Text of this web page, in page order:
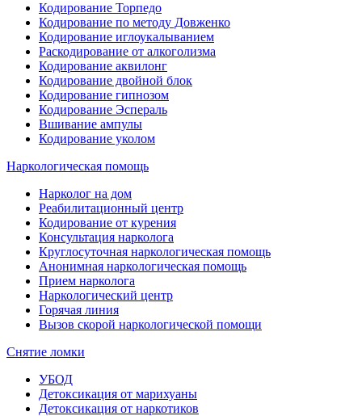
Кодирование Торпедо
Кодирование по методу Довженко
Кодирование иглоукалыванием
Раскодирование от алкоголизма
Кодирование аквилонг
Кодирование двойной блок
Кодирование гипнозом
Кодирование Эспераль
Вшивание ампулы
Кодирование уколом
Наркологическая помощь
Нарколог на дом
Реабилитационный центр
Кодирование от курения
Консультация нарколога
Круглосуточная наркологическая помощь
Анонимная наркологическая помощь
Прием нарколога
Наркологический центр
Горячая линия
Вызов скорой наркологической помощи
Снятие ломки
УБОД
Детоксикация от марихуаны
Детоксикация от наркотиков